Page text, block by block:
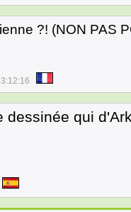
?! (NON PAS
dessinée qui